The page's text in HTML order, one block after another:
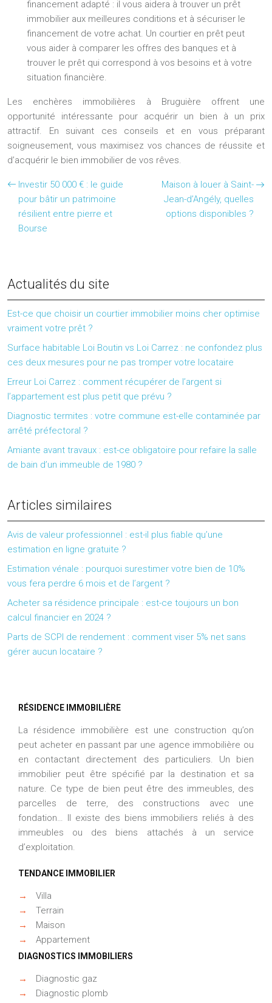
financement adapté : il vous aidera à trouver un prêt
immobilier aux meilleures conditions et à sécuriser le
financement de votre achat. Un courtier en prêt peut
vous aider à comparer les offres des banques et à
trouver le prêt qui correspond à vos besoins et à votre
situation financière.
Les enchères immobilières à Bruguière offrent une
opportunité intéressante pour acquérir un bien à un prix
attractif. En suivant ces conseils et en vous préparant
soigneusement, vous maximisez vos chances de réussite et
d’acquérir le bien immobilier de vos rêves.
Investir 50 000 € : le guide
pour bâtir un patrimoine
résilient entre pierre et
Bourse
Maison à louer à Saint-
Jean-d’Angély, quelles
options disponibles ?
Actualités du site
Est-ce que choisir un courtier immobilier moins cher optimise
vraiment votre prêt ?
Surface habitable Loi Boutin vs Loi Carrez : ne confondez plus
ces deux mesures pour ne pas tromper votre locataire
Erreur Loi Carrez : comment récupérer de l’argent si
l’appartement est plus petit que prévu ?
Diagnostic termites : votre commune est-elle contaminée par
arrêté préfectoral ?
Amiante avant travaux : est-ce obligatoire pour refaire la salle
de bain d’un immeuble de 1980 ?
Articles similaires
Avis de valeur professionnel : est-il plus fiable qu’une
estimation en ligne gratuite ?
Estimation vénale : pourquoi surestimer votre bien de 10%
vous fera perdre 6 mois et de l’argent ?
Acheter sa résidence principale : est-ce toujours un bon
calcul financier en 2024 ?
Parts de SCPI de rendement : comment viser 5% net sans
gérer aucun locataire ?
RÉSIDENCE IMMOBILIÈRE
La résidence immobilière est une construction qu’on
peut acheter en passant par une agence immobilière ou
en contactant directement des particuliers. Un bien
immobilier peut être spécifié par la destination et sa
nature. Ce type de bien peut être des immeubles, des
parcelles de terre, des constructions avec une
fondation… Il existe des biens immobiliers reliés à des
immeubles ou des biens attachés à un service
d’exploitation.
TENDANCE IMMOBILIER
→
Villa
→
Terrain
→
Maison
→
Appartement
DIAGNOSTICS IMMOBILIERS
→
Diagnostic gaz
→
Diagnostic plomb